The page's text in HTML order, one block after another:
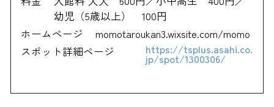
幼児（5歳以上） 100円
ホームページ
momotaroukan3.wixsite.com/momo
スポット詳細ページ
https://tsplus.asahi.co.
jp/spot/1300306/